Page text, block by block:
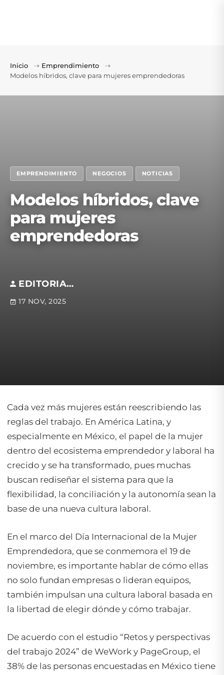
Inicio ⇢ Emprendimiento
⇢
Modelos híbridos, clave para mujeres emprendedoras
EMPRENDIMIENTO NEGOCIOS NOTICIAS
Modelos híbridos, clave
para mujeres
emprendedoras
EDITORIAL S.M
17 NOV, 2025
Cada vez más mujeres están reescribiendo las
reglas del trabajo. En América Latina, y
especialmente en México, el papel de la mujer
dentro del ecosistema emprendedor y laboral ha
crecido y se ha transformado, pues muchas
buscan rediseñar el sistema para que la
flexibilidad, la conciliación y la autonomía sean la
base de una nueva cultura laboral.
En el marco del Día Internacional de la Mujer
Emprendedora, que se conmemora el 19 de
noviembre, es importante hablar de cómo ellas
no solo fundan empresas o lideran equipos,
también impulsan una cultura laboral basada en
la libertad de elegir dónde y cómo trabajar.
De acuerdo con el estudio “Retos y perspectivas
del trabajo 2024” de WeWork y PageGroup, el
38% de las personas encuestadas en México tiene